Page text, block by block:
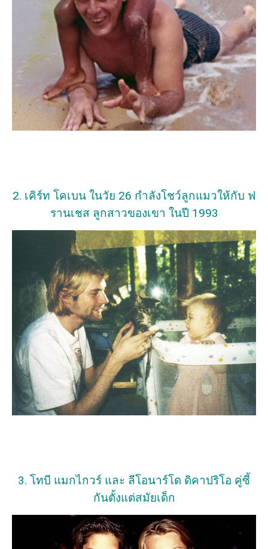
2. เคิร์ท โคเบน ในวัย 26 กำลังโชว์ลูกแมวให้กับ ฟ
รานเชส ลูกสาวของเขา ในปี 1993
3. โทบี แมกไกวร์ และ ลีโอนาร์โด ดิคาปริโอ คู่ซี้
กันตั้งแต่สมัยเด็ก